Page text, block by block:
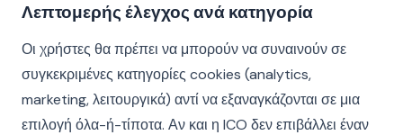
Λεπτομερής έλεγχος ανά κατηγορία
Οι χρήστες θα πρέπει να μπορούν να συναινούν σε
συγκεκριμένες κατηγορίες cookies (analytics,
marketing, λειτουργικά) αντί να εξαναγκάζονται σε μια
επιλογή όλα-ή-τίποτα. Αν και η ICO δεν επιβάλλει έναν